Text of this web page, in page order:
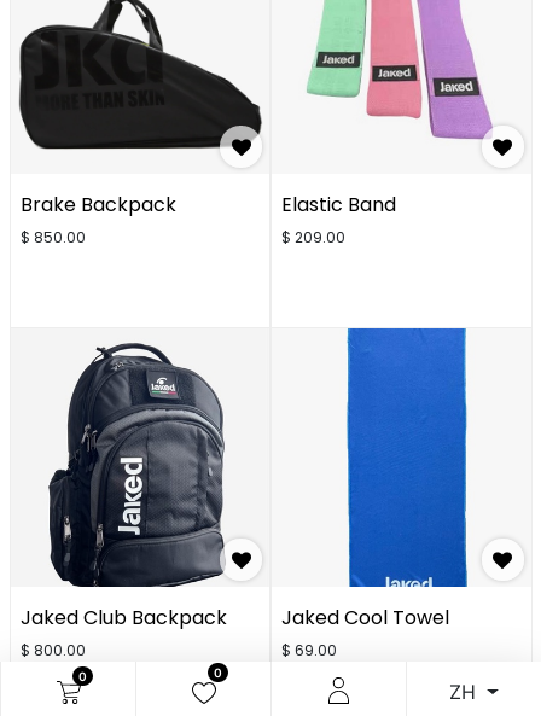
0 0
ZH
Brake Backpack
$ 850.00
Elastic Band
$ 209.00
Jaked Club Backpack
$ 800.00
Jaked Cool Towel
$ 69.00